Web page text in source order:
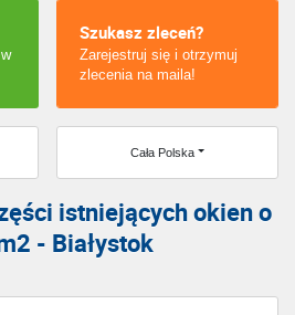
Szukasz zleceń?
Zarejestruj się i otrzymuj
zlecenia na maila!
Cała Polska
istniejących okien o
- Białystok